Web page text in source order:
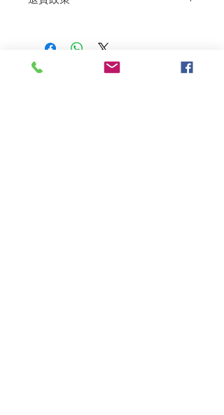
到我們的產品後的前7天內通過電子郵件
通知我們。但是，您需要支付退回的運
費。謝謝。